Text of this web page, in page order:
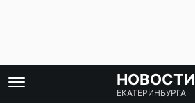
НОВОСТИ
ЕКАТЕРИНБУРГА